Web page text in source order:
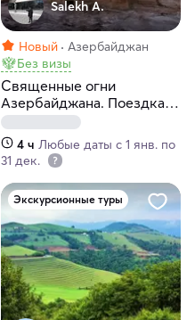
Salekh A.
Новый
Азербайджан
Без визы
Священные огни
Азербайджана. Поездка
из Баку в храм огня
Атещгях и к горящей горе
Янардаг
4 ч Любые даты с 1 янв. по
31 дек.
Экскурсионные туры